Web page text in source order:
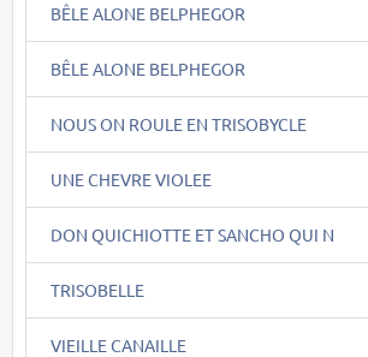
BÊLE ALONE BELPHEGOR
BÊLE ALONE BELPHEGOR
NOUS ON ROULE EN TRISOBYCLE
UNE CHEVRE VIOLEE
DON QUICHIOTTE ET SANCHO QUI N
TRISOBELLE
VIEILLE CANAILLE